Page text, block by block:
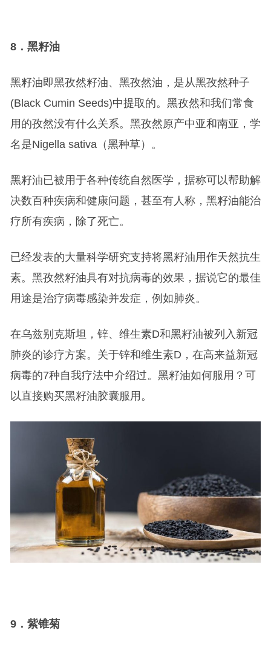
8．黑籽油
黑籽油即黑孜然籽油、黑孜然油，是从黑孜然种子
(Black Cumin Seeds)中提取的。黑孜然和我们常食
用的孜然没有什么关系。黑孜然原产中亚和南亚，学
名是Nigella sativa（黑种草）。
黑籽油已被用于各种传统自然医学，据称可以帮助解
决数百种疾病和健康问题，甚至有人称，黑籽油能治
疗所有疾病，除了死亡。
已经发表的大量科学研究支持将黑籽油用作天然抗生
素。黑孜然籽油具有对抗病毒的效果，据说它的最佳
用途是治疗病毒感染并发症，例如肺炎。
在乌兹别克斯坦，锌、维生素D和黑籽油被列入新冠
肺炎的诊疗方案。关于锌和维生素D，在高来益新冠
病毒的7种自我疗法中介绍过。黑籽油如何服用？可
以直接购买黑籽油胶囊服用。
9．紫锥菊